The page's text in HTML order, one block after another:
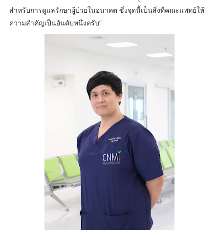
สำหรับการดูแลรักษาผู้ป่วยในอนาคต ซึ่งจุดนี้เป็นสิ่งที่คณะแพทย์ให้
ความสำคัญเป็นอันดับหนึ่งครับ”